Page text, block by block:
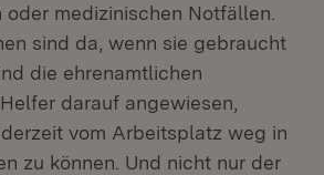
oder medizinischen Notfällen.
sind da, wenn sie gebraucht
die ehrenamtlichen
darauf angewiesen,
vom Arbeitsplatz weg in
zu können. Und nicht nur der